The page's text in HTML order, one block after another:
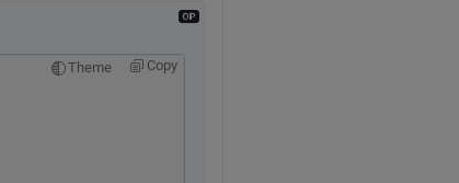
Theme Copy